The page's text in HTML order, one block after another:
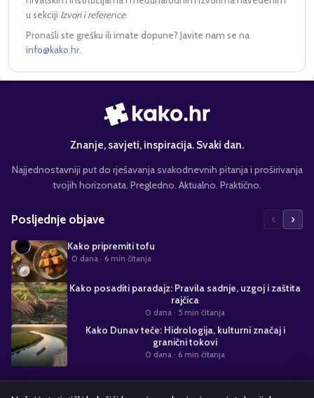
u sekciji Izvori i reference.
Pronašli ste grešku ili imate dopune? Javite nam se na
info@kako.hr
Znanje, savjeti, inspiracija. Svaki dan.
Najjednostavniji put do rješavanja svakodnevnih pitanja i proširivanja
tvojih horizonata. Pregledno. Aktualno. Praktično.
Posljednje objave ‹ ›
Kako pripremiti tofu
0 dana · 6 min čitanja
Kako posaditi paradajz: Pravila sadnje, uzgoj i zaštita
rajčica
0 dana · 5 min čitanja
Kako Dunav teče: Hidrologija, kulturni značaj i
granični tokovi
0 dana · 6 min čitanja